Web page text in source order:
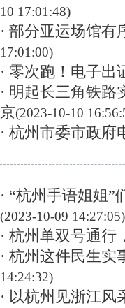
10 17:01:48)
· 部分亚运场馆
17:01:00)
· 零次跑！电子出
· 明起长三角铁
京(2023-10-10
· 杭州市委市政府
· “杭州手语姐姐
(2023-10-09 14:27:05)
· 杭州单双号通行
· 杭州这件民生实
14:24:32)
· 以杭州见浙江